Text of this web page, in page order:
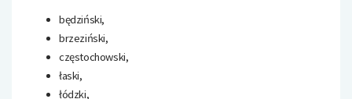
będziński,
brzeziński,
częstochowski,
łaski,
łódzki,